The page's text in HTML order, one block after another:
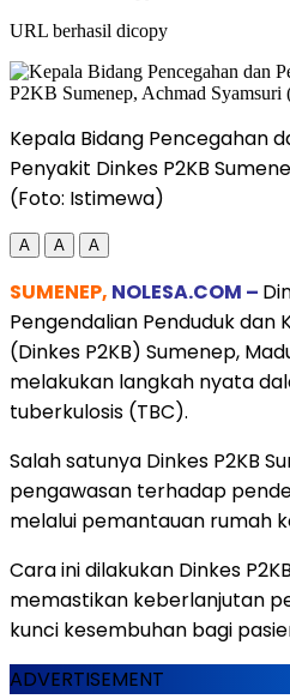
URL berhasil dicopy
Kepala Bidang Pencegahan
Penyakit Dinkes P2KB
(Foto: Istimewa)
A A A
SUMENEP, NOLESA.COM –
Pengendalian Penduduk dan
(Dinkes P2KB) Sumenep,
melakukan langkah nyata
tuberkulosis (TBC).
Salah satunya Dinkes P2KB
pengawasan terhadap
melalui pemantauan rumah
Cara ini dilakukan Dinkes
memastikan keberlanjutan
kunci kesembuhan bagi
ADVERTISEMENT